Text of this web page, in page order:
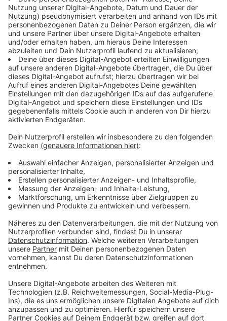
11:38 Uhr - Rheine: Info Caritas-Emstor-
Werkstätten
Die Beförderung für die Caritas-Emstor-Werkstätten
in Rheine entfällt diese Woche und beginnt am
15.02.21.
Anzeige
geleert
Die Firma Ahlert hat der Gemeinde Saerbeck
mitgeteilt, dass morgen die Papiertonnen aufgrund der
Witterungsverhältnisse nicht geleert werden. Auch
hierfür wird es leider keinen Nachholtermin geben.
Außerdem fällt Freitag der Wochenmarkt aus.
Anzeige
11:29 Uhr - Kreis Steinfurt: 7-Tage-Wert sinkt
weiter
Die 7-Tage-Inzidenz im Kreis Steinfurt liegt heute
(Mittwoch, 10. Februar, 8.30 Uhr) bei 38 (Vortag: 48).